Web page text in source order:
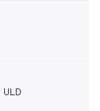
ULD